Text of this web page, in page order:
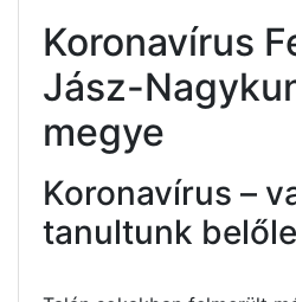
Koronavírus
Jász-
megye
Koronavírus –
tanultunk